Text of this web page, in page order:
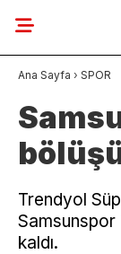
YAZARLAR
SON DAKİKA
GENEL
Ana Sayfa › SPOR
Trendyol
kaldı.